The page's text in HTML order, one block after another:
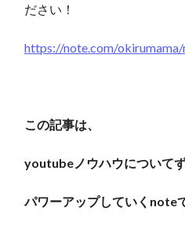
ださい！
https://note.com/
この記事は、
youtubeノウハウについて
パワーアップしていくnote